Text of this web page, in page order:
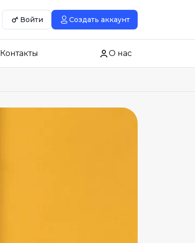
Войти Создать аккаунт
Контакты О нас